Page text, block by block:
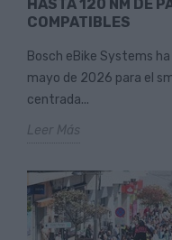
HASTA 120 NM DE
COMPATIBLES
Bosch eBike Systems
mayo de 2026 para el
centrada...
Leer Más